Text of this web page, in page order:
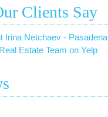
Clients Say
Irina Netchaev - Pasadena
Estate Team on Yelp